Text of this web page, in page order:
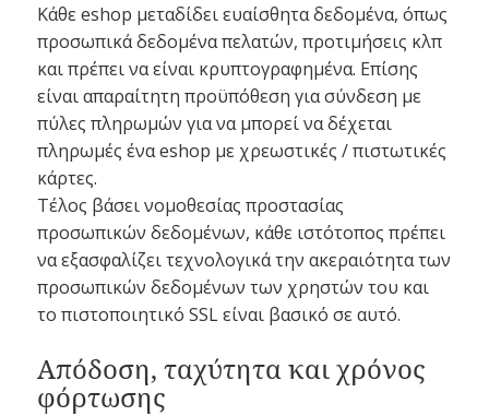
Κάθε eshop μεταδίδει ευαίσθητα δεδομένα, όπως
προσωπικά δεδομένα πελατών, προτιμήσεις κλπ
και πρέπει να είναι κρυπτογραφημένα. Επίσης
είναι απαραίτητη προϋπόθεση για σύνδεση με
πύλες πληρωμών για να μπορεί να δέχεται
πληρωμές ένα eshop με χρεωστικές / πιστωτικές
κάρτες.
Τέλος βάσει νομοθεσίας προστασίας
προσωπικών δεδομένων, κάθε ιστότοπος πρέπει
να εξασφαλίζει τεχνολογικά την ακεραιότητα των
προσωπικών δεδομένων των χρηστών του και
το πιστοποιητικό SSL είναι βασικό σε αυτό.
Απόδοση, ταχύτητα και χρόνος
φόρτωσης